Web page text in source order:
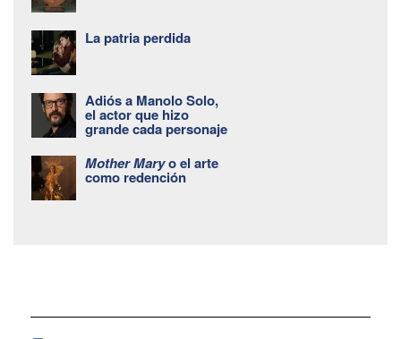
La patria perdida
Adiós a Manolo Solo,
el actor que hizo
grande cada personaje
Mother Maryo el arte
como redención